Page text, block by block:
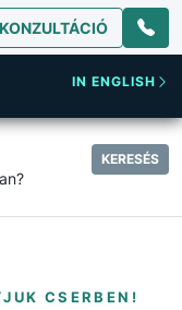
KONZULTÁCIÓ
IN ENGLISH
KERESÉS
CSERBEN!